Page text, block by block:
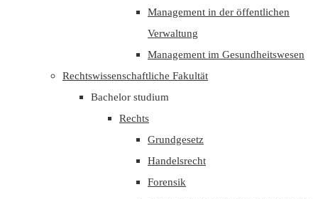
Management in der öffentlichen
Verwaltung
Management im Gesundheitswesen
Rechtswissenschaftliche Fakultät
Bachelor studium
Rechts
Grundgesetz
Handelsrecht
Forensik